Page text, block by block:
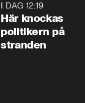
I DAG 12:19
Här knockas
politikern på
stranden